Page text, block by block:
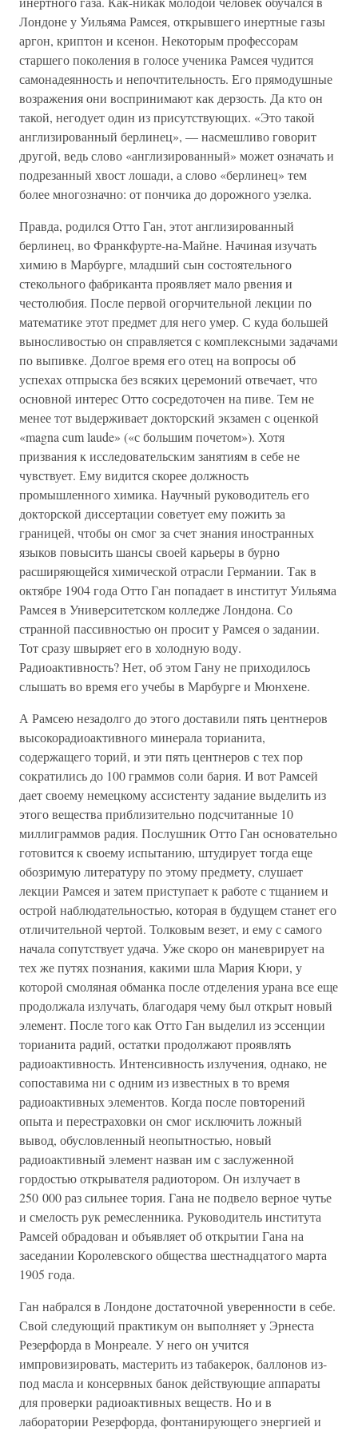
Лондоне у Уильяма Рамсея, открывшего инертные газы
аргон, криптон и ксенон. Некоторым профессорам
старшего поколения в голосе ученика Рамсея чудится
самонадеянность и непочтительность. Его прямодушные
возражения они воспринимают как дерзость. Да кто он
такой, негодует один из присутствующих. «Это такой
англизированный берлинец», — насмешливо говорит
другой, ведь слово «англизированный» может означать и
подрезанный хвост лошади, а слово «берлинец» тем
более многозначно: от пончика до дорожного узелка.
Правда, родился Отто Ган, этот англизированный
берлинец, во Франкфурте-на-Майне. Начиная изучать
химию в Марбурге, младший сын состоятельного
стекольного фабриканта проявляет мало рвения и
честолюбия. После первой огорчительной лекции по
математике этот предмет для него умер. С куда большей
выносливостью он справляется с комплексными задачами
по выпивке. Долгое время его отец на вопросы об
успехах отпрыска без всяких церемоний отвечает, что
основной интерес Отто сосредоточен на пиве. Тем не
менее тот выдерживает докторский экзамен с оценкой
«magna cum laude» («с большим почетом»). Хотя
призвания к исследовательским занятиям в себе не
чувствует. Ему видится скорее должность
промышленного химика. Научный руководитель его
докторской диссертации советует ему пожить за
границей, чтобы он смог за счет знания иностранных
языков повысить шансы своей карьеры в бурно
расширяющейся химической отрасли Германии. Так в
октябре 1904 года Отто Ган попадает в институт Уильяма
Рамсея в Университетском колледже Лондона. Со
странной пассивностью он просит у Рамсея о задании.
Тот сразу швыряет его в холодную воду.
Радиоактивность? Нет, об этом Гану не приходилось
слышать во время его учебы в Марбурге и Мюнхене.
А Рамсею незадолго до этого доставили пять центнеров
высокорадиоактивного минерала торианита,
содержащего торий, и эти пять центнеров с тех пор
сократились до 100 граммов соли бария. И вот Рамсей
дает своему немецкому ассистенту задание выделить из
этого вещества приблизительно подсчитанные 10
миллиграммов радия. Послушник Отто Ган основательно
готовится к своему испытанию, штудирует тогда еще
обозримую литературу по этому предмету, слушает
лекции Рамсея и затем приступает к работе с тщанием и
острой наблюдательностью, которая в будущем станет его
отличительной чертой. Толковым везет, и ему с самого
начала сопутствует удача. Уже скоро он маневрирует на
тех же путях познания, какими шла Мария Кюри, у
которой смоляная обманка после отделения урана все еще
продолжала излучать, благодаря чему был открыт новый
элемент. После того как Отто Ган выделил из эссенции
торианита радий, остатки продолжают проявлять
радиоактивность. Интенсивность излучения, однако, не
сопоставима ни с одним из известных в то время
радиоактивных элементов. Когда после повторений
опыта и перестраховки он смог исключить ложный
вывод, обусловленный неопытностью, новый
радиоактивный элемент назван им с заслуженной
гордостью открывателя радиотором. Он излучает в
250 000 раз сильнее тория. Гана не подвело верное чутье
и смелость рук ремесленника. Руководитель института
Рамсей обрадован и объявляет об открытии Гана на
заседании Королевского общества шестнадцатого марта
1905 года.
Ган набрался в Лондоне достаточной уверенности в себе.
Свой следующий практикум он выполняет у Эрнеста
Резерфорда в Монреале. У него он учится
импровизировать, мастерить из табакерок, баллонов из-
под масла и консервных банок действующие аппараты
для проверки радиоактивных веществ. Но и в
лаборатории Резерфорда, фонтанирующего энергией и